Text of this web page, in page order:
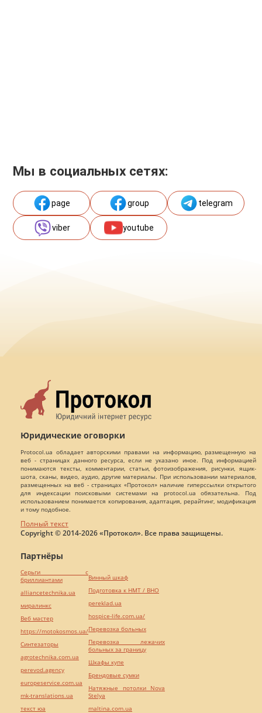
Мы в социальных сетях:
page group telegram
viber youtube
Юридические оговорки
Protocol.ua обладает авторскими правами на информацию, размещенную на
веб - страницах данного ресурса, если не указано иное. Под информацией
понимаются тексты, комментарии, статьи, фотоизображения, рисунки, ящик-
шота, сканы, видео, аудио, другие материалы. При использовании материалов,
размещенных на веб - страницах «Протокол» наличие гиперссылки открытого
для индексации поисковыми системами на protocol.ua обязательна. Под
использованием понимается копирования, адаптация, рерайтинг, модификация
и тому подобное.
Полный текст
Copyright © 2014-2026 «Протокол». Все права защищены.
Партнёры
Серьги с
бриллиантами
alliancetechnika.ua
миралинкс
Веб мастер
https://motokosmos.ua/
Синтезаторы
agrotechnika.com.ua
perevod.agency
europeservice.com.ua
mk-translations.ua
текст юа
Винный шкаф
Подготовка к НМТ / ВНО
pereklad.ua
hospice-life.com.ua/
Перевозка больных
Перевозка лежачих
больных за границу
Шкафы купе
Брендовые сумки
Натяжные потолки Nova
Stelya
maltina.com.ua